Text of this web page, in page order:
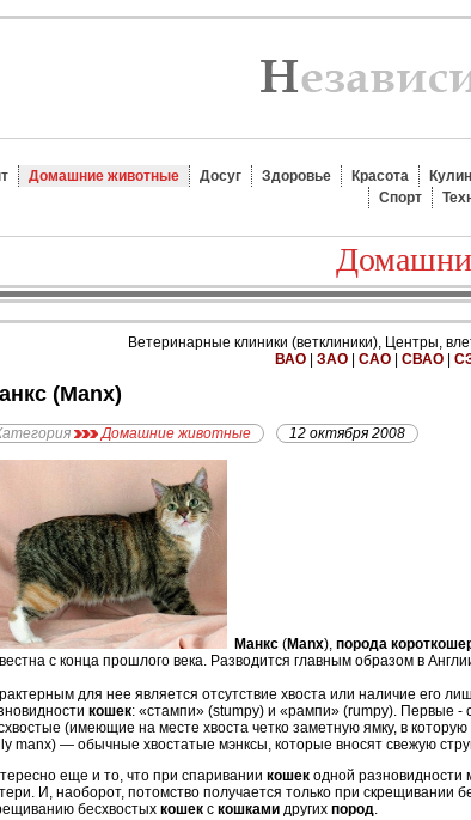
Домашние животные Досуг Здоровье Красота
Спорт
Ветеринарные клиники (ветклиники), Центры,
ВАО
ЗАО САО СВАО
Манкс (Manx)
Домашние животные 12 октября 2008
Манкс (Manx), порода
с конца прошлого века. Разводится главным образом в
для нее является отсутствие хвоста или наличие его
кошек: «стампи» (stumpy) и «рампи» (rumpy). Первые -
(имеющие на месте хвоста четко заметную ямку, в
manx) — обычные хвостатые мэнксы, которые вносят свежую
еще и то, что при спаривании кошек одной разновидности
И, наоборот, потомство получается только при скрещивании
бесхвостых кошек с кошками других пород.